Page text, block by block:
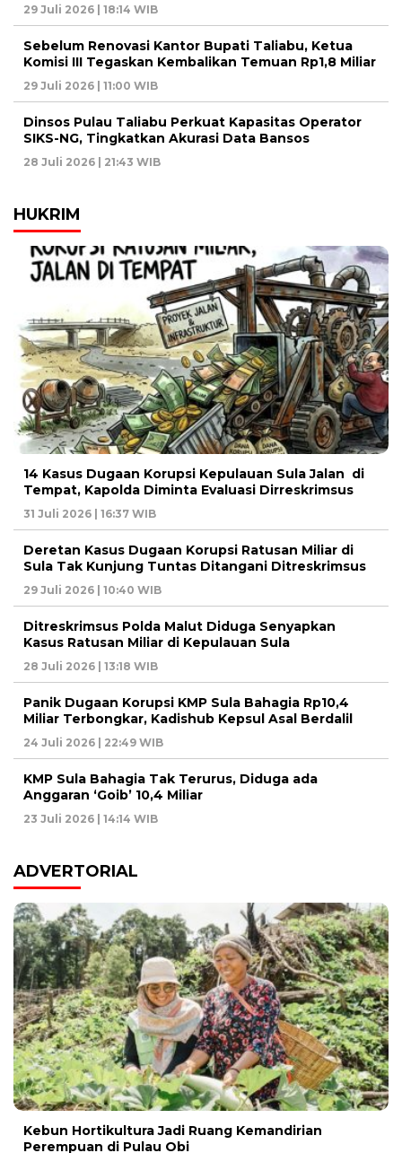
29 Juli 2026 | 18:14 WIB
Sebelum Renovasi Kantor Bupati Taliabu, Ketua
Komisi III Tegaskan Kembalikan Temuan Rp1,8 Miliar
29 Juli 2026 | 11:00 WIB
Dinsos Pulau Taliabu Perkuat Kapasitas Operator
SIKS-NG, Tingkatkan Akurasi Data Bansos
28 Juli 2026 | 21:43 WIB
HUKRIM
14 Kasus Dugaan Korupsi Kepulauan Sula Jalan di
Tempat, Kapolda Diminta Evaluasi Dirreskrimsus
31 Juli 2026 | 16:37 WIB
Deretan Kasus Dugaan Korupsi Ratusan Miliar di
Sula Tak Kunjung Tuntas Ditangani Ditreskrimsus
29 Juli 2026 | 10:40 WIB
Ditreskrimsus Polda Malut Diduga Senyapkan
Kasus Ratusan Miliar di Kepulauan Sula
28 Juli 2026 | 13:18 WIB
Panik Dugaan Korupsi KMP Sula Bahagia Rp10,4
Miliar Terbongkar, Kadishub Kepsul Asal Berdalil
24 Juli 2026 | 22:49 WIB
KMP Sula Bahagia Tak Terurus, Diduga ada
Anggaran ‘Goib’ 10,4 Miliar
23 Juli 2026 | 14:14 WIB
ADVERTORIAL
Kebun Hortikultura Jadi Ruang Kemandirian
Perempuan di Pulau Obi